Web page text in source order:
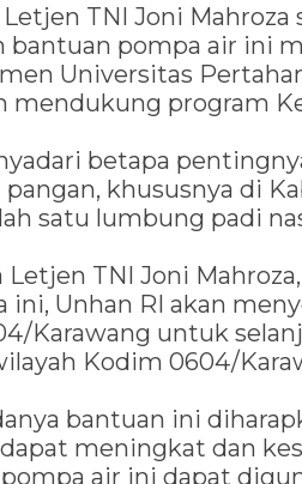
TNI Joni
bantuan pompa air ini
Universitas
mendukung program
betapa
khususnya di
satu lumbung padi
Letjen TNI Joni
ini, Unhan RI akan
Karawang untuk
Kodim 0604/
bantuan ini
meningkat dan
air ini dapat